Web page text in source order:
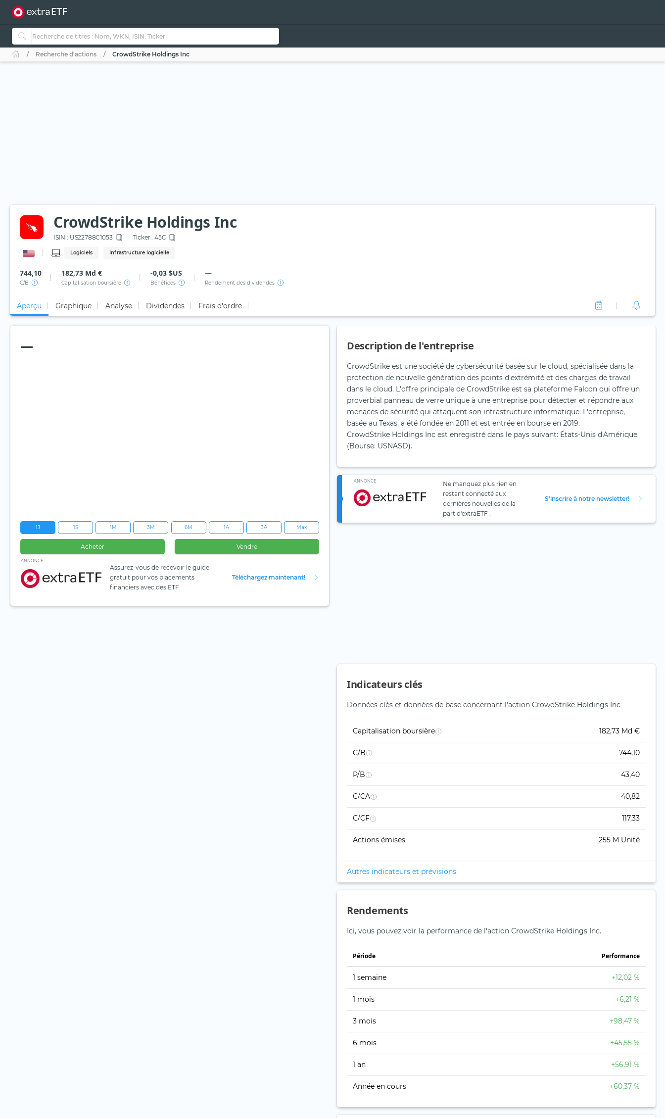
Recherche d'actions CrowdStrike Holdings Inc
CrowdStrike Holdings Inc
ISIN : US22788C1053 Ticker : 45C
Logiciels Infrastructure logicielle
744,10
C/B
182,73 Md €
Capitalisation boursière
-0,03 $US
Bénéfices
—
Rendement des dividendes
Aperçu Graphique Analyse Dividendes Frais d'ordre
—
1J 1S 1M 3M 6M 1A 3A Max
Acheter Vendre
ANNONCE
Assurez-vous de recevoir le guide
gratuit pour vos placements
financiers avec des ETF.
Téléchargez maintenant!
Description de l'entreprise
CrowdStrike est une société de cybersécurité basée sur le cloud, spécialisée dans la
protection de nouvelle génération des points d'extrémité et des charges de travail
dans le cloud. L'offre principale de CrowdStrike est sa plateforme Falcon qui offre un
proverbial panneau de verre unique à une entreprise pour détecter et répondre aux
menaces de sécurité qui attaquent son infrastructure informatique. L'entreprise,
basée au Texas, a été fondée en 2011 et est entrée en bourse en 2019.
CrowdStrike Holdings Inc est enregistré dans le pays suivant: États-Unis d'Amérique
(Bourse: USNASD).
ANNONCE
Ne manquez plus rien en
restant connecté aux
dernières nouvelles de la
part d'extraETF .
S'inscrire à notre newsletter!
Indicateurs clés
Données clés et données de base concernant l'action CrowdStrike Holdings Inc
Capitalisation boursière 182,73 Md €
C/B 744,10
P/B 43,40
C/CA 40,82
C/CF 117,33
Actions émises 255 M Unité
Autres indicateurs et prévisions
Rendements
Ici, vous pouvez voir la performance de l'action CrowdStrike Holdings Inc.
Période Performance
1 semaine +12,02 %
1 mois +6,21 %
3 mois +98,47 %
6 mois +45,55 %
1 an +56,91 %
Année en cours +60,37 %